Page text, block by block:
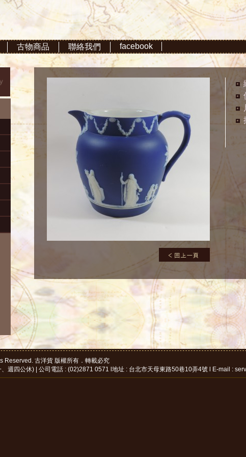
古物商品 聯絡我們 facebook
Reserved. 古洋貨 版權所有．轉載必究
週四公休) | 公司電話 : (02)2871 0571 l地址 : 台北市天母東路50巷10弄4號 l E-mail :